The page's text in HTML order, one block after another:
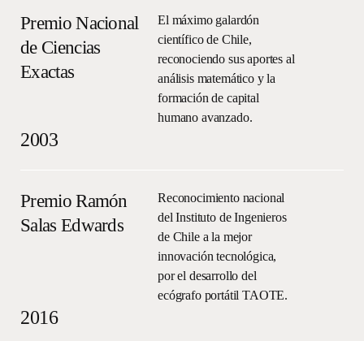
Premio Nacional
de Ciencias
Exactas
El máximo galardón
científico de Chile,
reconociendo sus aportes al
análisis matemático y la
formación de capital
humano avanzado.
2003
Premio Ramón
Salas Edwards
Reconocimiento nacional
del Instituto de Ingenieros
de Chile a la mejor
innovación tecnológica,
por el desarrollo del
ecógrafo portátil TAOTE.
2016